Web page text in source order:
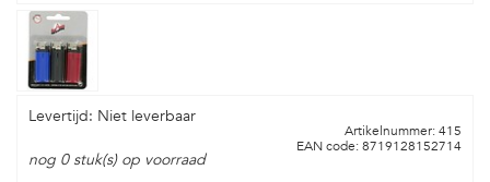
Levertijd: Niet leverbaar
Artikelnummer: 415
EAN code: 8719128152714
nog 0 stuk(s) op voorraad